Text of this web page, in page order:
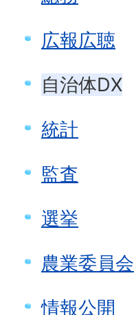
広報広聴
自治体DX
統計
監査
選挙
農業委員会
情報公開